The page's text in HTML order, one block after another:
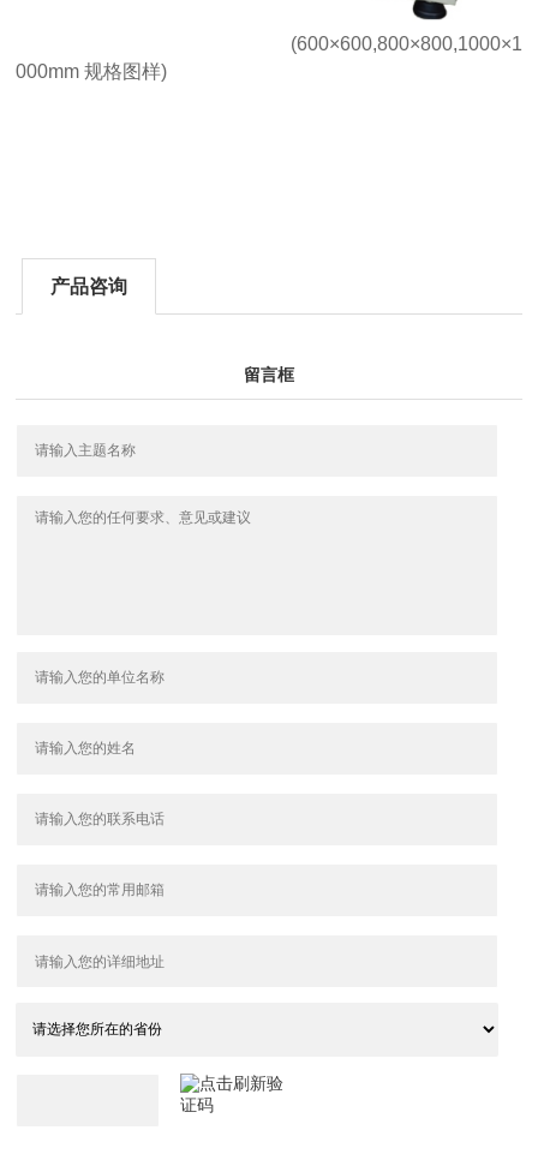
(600×600,800×800,1000×1
000mm 规格图样)
产品咨询
留言框